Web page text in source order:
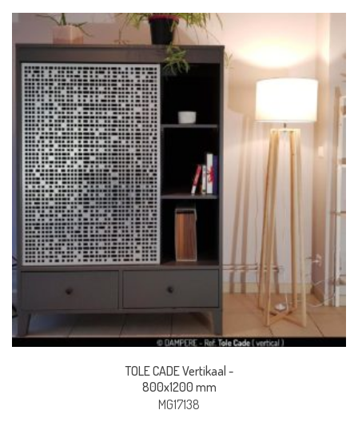
TOLE CADE Vertikaal -
800x1200 mm
MG17138